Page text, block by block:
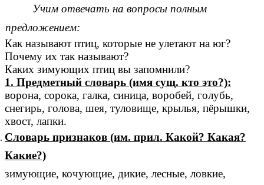
Учим отвечать на вопросы полным
предложением:
Как называют птиц, которые не улетают на юг?
Почему их так называют?
Каких зимующих птиц вы запомнили?
1. Предметный словарь (имя сущ. кто это?):
ворона, сорока, галка, синица, воробей, голубь,
снегирь, голова, шея, туловище, крылья, пёрышки,
хвост, лапки.
Словарь признаков (им. прил. Какой? Какая?
Какие?)
зимующие, кочующие, дикие, лесные, ловкие,